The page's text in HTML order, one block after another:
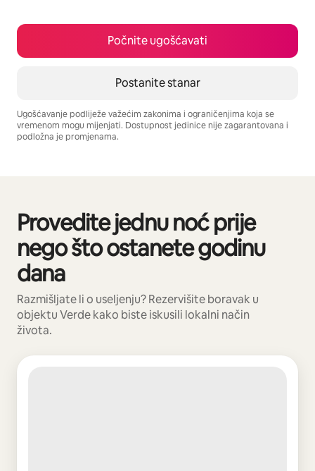
Počnite ugošćavati
Postanite stanar
Ugošćavanje podliježe važećim zakonima i ograničenjima koja se
vremenom mogu mijenjati. Dostupnost jedinice nije zagarantovana i
podložna je promjenama.
Provedite jednu noć prije
nego što ostanete godinu
dana
Razmišljate li o useljenju? Rezervišite boravak u
objektu Verde kako biste iskusili lokalni način
života.
Prikazano 0 od 0 stavki